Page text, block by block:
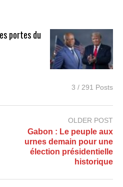
portes du
3 / 291 Posts
OLDER POST
Gabon : Le peuple aux
urnes demain pour une
élection présidentielle
historique​